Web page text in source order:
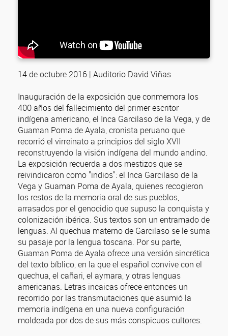
14 de octubre 2016 | Auditorio David Viñas
Inauguración de la exposición que conmemora los
400 años del fallecimiento del primer escritor
indígena americano, el Inca Garcilaso de la Vega, y de
Guaman Poma de Ayala, cronista peruano que
recorrió el virreinato a principios del siglo XVII
reconstruyendo la visión indígena del mundo andino.
La exposición recuerda a dos mestizos que se
reivindicaron como "indios": el Inca Garcilaso de la
Vega y Guaman Poma de Ayala, quienes recogieron
los restos de la memoria oral de sus pueblos,
arrasados por el genocidio que supuso la conquista y
colonización ibérica. Sus textos son un entramado de
lenguas. Al quechua materno de Garcilaso se le suma
su pasaje por la lengua toscana. Por su parte,
Guaman Poma de Ayala ofrece una versión sincrética
del texto bíblico, en la que el español convive con el
quechua, el cañari, el aymara, y otras lenguas
americanas. Letras incaicas ofrece entonces un
recorrido por las transmutaciones que asumió la
memoria indígena en una nueva configuración
moldeada por dos de sus más conspicuos cultores.